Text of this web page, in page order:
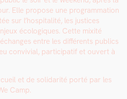
Elle pro­pose une pro­gram­ma­tion
sur l’hos­pi­tal­ité, les jus­tices
écologiques. Cette mix­ité
entre les dif­férents publics
con­vivial, par­tic­i­patif et ouvert à
et de sol­i­dar­ité porté par les
Camp.